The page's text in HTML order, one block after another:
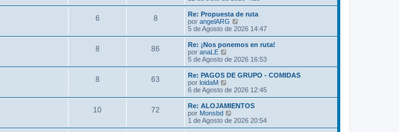
e
e
s
j
e
m
o
m
e
s
j
e
r
ú
l
t
o
m
e
s
j
e
6 8
Re: Propuesta de ruta
por angelARG
e
r
ú
t
m
o
m
e
s
j
5 de Agosto de 2026 14:47
8 86
Re: ¡Nos ponemos en ruta!
por anaLE
e
r
ú
t
m
o
m
e
5 de Agosto de 2026 16:53
8 63
Re: PAGOS DE GRUPO - COMIDAS
por loidaM
e
r
ú
l
t
6 de Agosto de 2026 12:45
10 72
Re: ALOJAMIENTOS
por Monsbd
e
r
1 de Agosto de 2026 20:54